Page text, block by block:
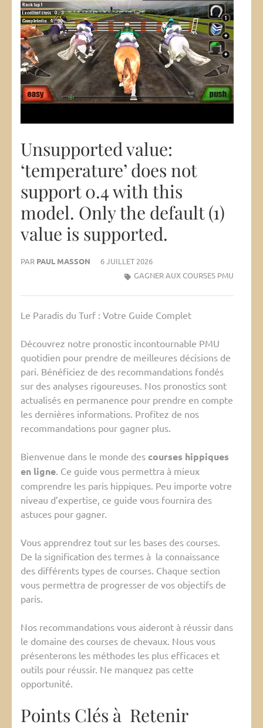
Unsupported value:
‘temperature’ does not
support 0.4 with this
model. Only the default (1)
value is supported.
PAR PAUL MASSON
6 JUILLET 2026
GAGNER AUX COURSES PMU
Le Paradis du Turf : Votre Guide Complet
Découvrez notre pronostic incontournable PMU
quotidien pour prendre de meilleures décisions de
pari. Bénéficiez de des recommandations fondés
sur des analyses rigoureuses. Nos pronostics sont
actualisés en permanence pour prendre en compte
les dernières informations. Profitez de nos
recommandations pour gagner plus.
Bienvenue dans le monde des courses hippiques
en ligne. Ce guide vous permettra à mieux
comprendre les paris hippiques. Peu importe votre
niveau d’expertise, ce guide vous fournira des
astuces pour gagner.
Vous apprendrez tout sur les bases des courses.
De la signification des termes à la connaissance
des différents types de courses. Chaque section
vous permettra de progresser de vos objectifs de
paris.
Nos recommandations vous aideront à réussir dans
le domaine des courses de chevaux. Nous vous
présenterons les méthodes les plus efficaces et
outils pour réussir. Ne manquez pas cette
opportunité.
Points Clés à Retenir